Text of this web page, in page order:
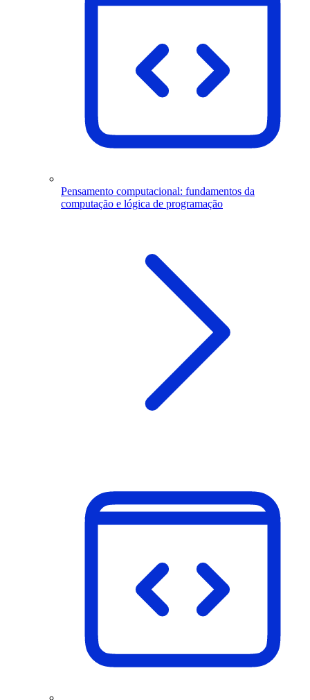
Pensamento computacional: fundamentos da
computação e lógica de programação